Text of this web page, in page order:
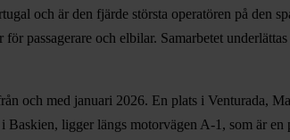
och är den fjärde största operatören på
passagerare och elbilar. Samarbetet
och med januari 2026. En plats i Venturada,
Baskien, ligger längs motorvägen A-1, som är